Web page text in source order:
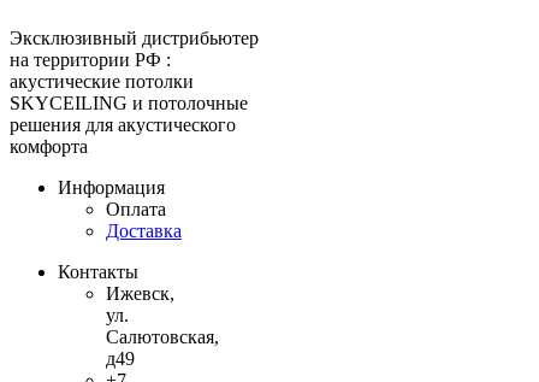
Эксклюзивный дистрибьютер
на территории РФ :
акустические потолки
SKYCEILING и потолочные
решения для акустического
комфорта
Информация
Оплата
Доставка
Контакты
Ижевск,
ул.
Салютовская,
д49